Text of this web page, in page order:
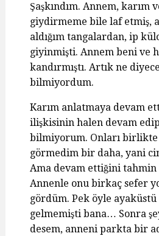
Şaşkındım. Annem, karım
giydirmeme bile laf etmiş,
aldığım tangalardan, ip
giyinmişti. Annem beni ve
kandırmıştı. Artık ne
bilmiyordum.
Karım anlatmaya devam
ilişkisinin halen devam
bilmiyorum. Onları
görmedim bir daha, yani
Ama devam ettiğini
Annenle onu birkaç sefer
gördüm. Pek öyle
gelmemişti bana… Sonra
desem, anneni parkta bir